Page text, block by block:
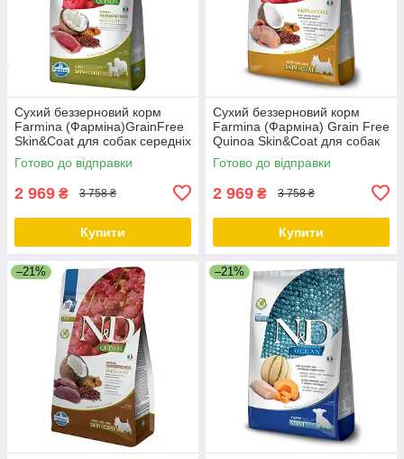
Сухий беззерновий корм
Farmina (Фарміна)GrainFree
Skin&Coat для собак середніх
та великих порід при
харчовій алергії з качкою 7кг
Готово до відправки
2 969 ₴ 3 758 ₴
Купити
Сухий беззерновий корм
Farmina (Фарміна) Grain Free
Quinoa Skin&Coat для собак
малих порід при харчовій
алергії з перепелом 7 кг
Готово до відправки
2 969 ₴ 3 758 ₴
Купити
–21% –21%